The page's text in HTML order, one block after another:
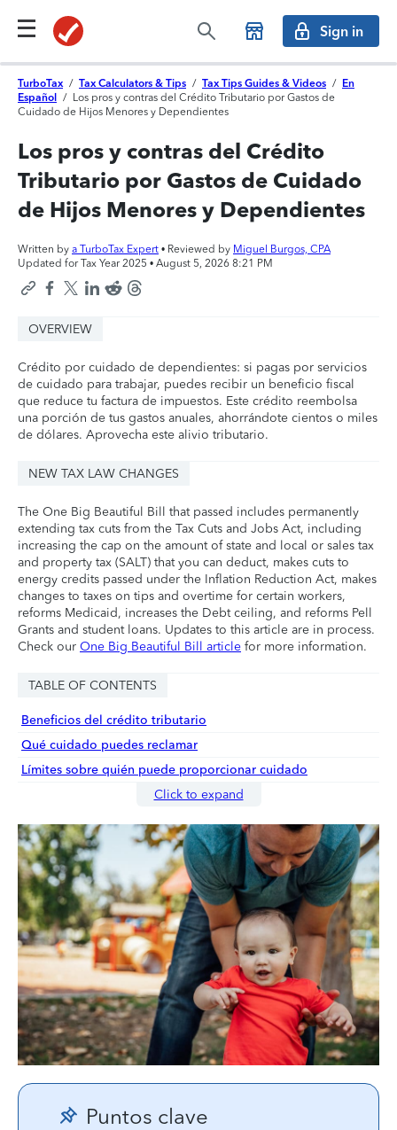
Sign in
TurboTax / Tax Calculators & Tips / Tax Tips Guides & Videos / En
Español
/ Los pros y contras del Crédito Tributario por Gastos de
Cuidado de Hijos Menores y Dependientes
Los pros y contras del Crédito
Tributario por Gastos de Cuidado
de Hijos Menores y Dependientes
Written by a TurboTax Expert • Reviewed by Miguel Burgos, CPA
Updated for Tax Year 2025 • August 5, 2026 8:21 PM
OVERVIEW
Crédito por cuidado de dependientes: si pagas por servicios
de cuidado para trabajar, puedes recibir un beneficio fiscal
que reduce tu factura de impuestos. Este crédito reembolsa
una porción de tus gastos anuales, ahorrándote cientos o miles
de dólares. Aprovecha este alivio tributario.
NEW TAX LAW CHANGES
The One Big Beautiful Bill that passed includes permanently
extending tax cuts from the Tax Cuts and Jobs Act, including
increasing the cap on the amount of state and local or sales tax
and property tax (SALT) that you can deduct, makes cuts to
energy credits passed under the Inflation Reduction Act, makes
changes to taxes on tips and overtime for certain workers,
reforms Medicaid, increases the Debt ceiling, and reforms Pell
Grants and student loans. Updates to this article are in process.
Check our One Big Beautiful Bill article for more information.
TABLE OF CONTENTS
Beneficios del crédito tributario
Qué cuidado puedes reclamar
Límites sobre quién puede proporcionar cuidado
Click to expand
Puntos clave